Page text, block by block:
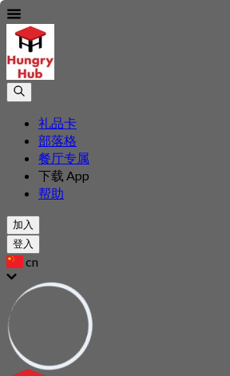
礼品卡
部落格
餐厅专属
下载 App
帮助
加入
登入
cn